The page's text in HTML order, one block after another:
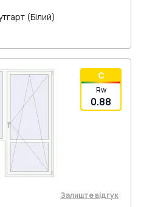
(Білий)
C
Rw
0.88
Залиште відгук